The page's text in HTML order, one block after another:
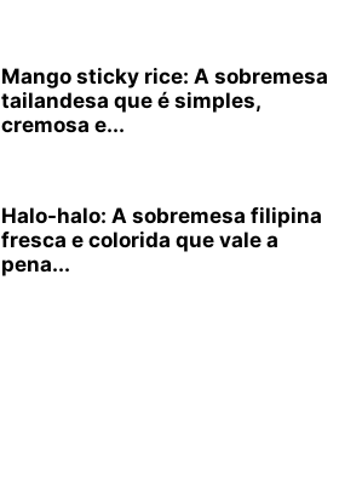
Mango sticky rice: A sobremesa
tailandesa que é simples,
cremosa e...
Halo-halo: A sobremesa filipina
fresca e colorida que vale a
pena...